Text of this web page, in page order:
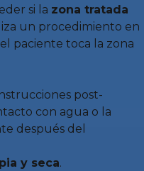
si la zona tratada
un procedimiento en
paciente toca la zona
post-
con agua o la
después del
y seca.